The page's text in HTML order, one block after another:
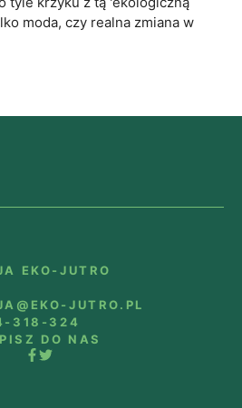
moda, czy realna zmiana w
EKO-JUTRO
JUTRO.PL
318-324
DO NAS